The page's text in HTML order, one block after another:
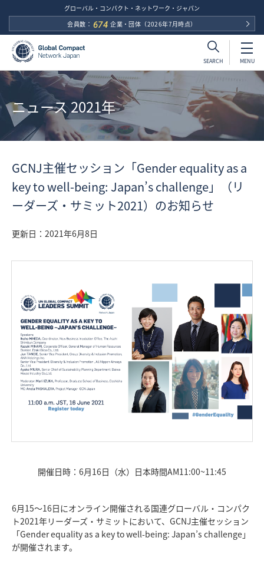
SEARCH MENU
グローバル・コンパクト・ネットワーク・ジャパン
会員数： 674 企業・団体 （2026年7月時点）
ニュース 2021年
GCNJ主催セッション「Gender equality as a
key to well-being: Japan’s challenge」（リ
ーダーズ・サミット2021）のお知らせ
更新日： 2021年6月8日
開催日時：6月16日（水）日本時間AM11:00~11:45
6月15～16日にオンライン開催される国連グローバル・コンパク
ト2021年リーダーズ・サミットにおいて、GCNJ主催セッション
「Gender equality as a key to well-being: Japan’s challenge」
が開催されます。